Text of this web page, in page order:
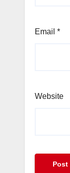
Email *
Website